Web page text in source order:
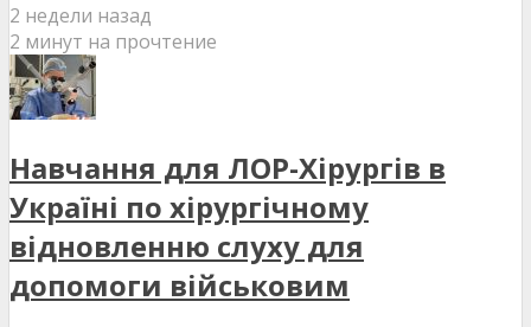
2 недели назад
2 минут на прочтение
Навчання для ЛОР-Хірургів в
Україні по хірургічному
відновленню слуху для
допомоги військовим